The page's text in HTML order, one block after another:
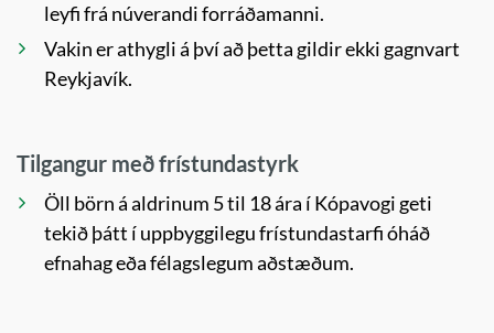
leyfi frá núverandi forráðamanni.
Vakin er athygli á því að þetta gildir ekki gagnvart
Reykjavík.
Tilgangur með frístundastyrk
Öll börn á aldrinum 5 til 18 ára í Kópavogi geti
tekið þátt í uppbyggilegu frístundastarfi óháð
efnahag eða félagslegum aðstæðum.